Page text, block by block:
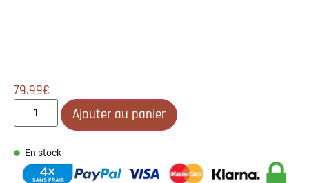
79.99€
Ajouter au panier
En stock